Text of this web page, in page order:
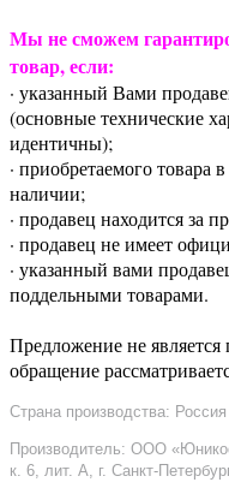
Мы не сможем
товар, если:
· указанный Вами
(основные технические
идентичны);
· приобретаемого товара
наличии;
· продавец находится за
· продавец не имеет
· указанный вами
поддельными товарами.
Предложение не
обращение
Страна производства: Россия
Производитель: ООО
к. 6, лит. А, г. Санкт-